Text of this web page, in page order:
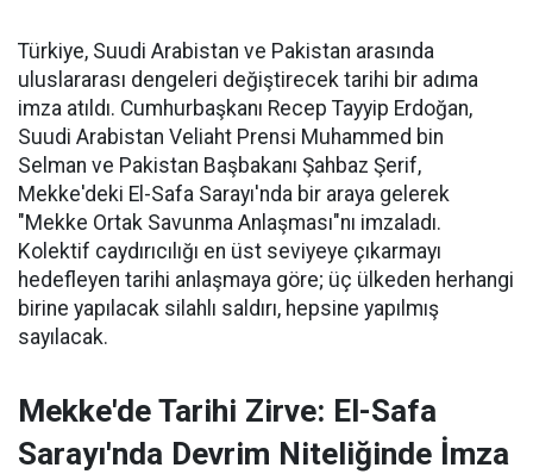
Türkiye, Suudi Arabistan ve Pakistan arasında
uluslararası dengeleri değiştirecek tarihi bir adıma
imza atıldı. Cumhurbaşkanı Recep Tayyip Erdoğan,
Suudi Arabistan Veliaht Prensi Muhammed bin
Selman ve Pakistan Başbakanı Şahbaz Şerif,
Mekke'deki El-Safa Sarayı'nda bir araya gelerek
"Mekke Ortak Savunma Anlaşması"nı imzaladı.
Kolektif caydırıcılığı en üst seviyeye çıkarmayı
hedefleyen tarihi anlaşmaya göre; üç ülkeden herhangi
birine yapılacak silahlı saldırı, hepsine yapılmış
sayılacak.
Mekke'de Tarihi Zirve: El-Safa
Sarayı'nda Devrim Niteliğinde İmza